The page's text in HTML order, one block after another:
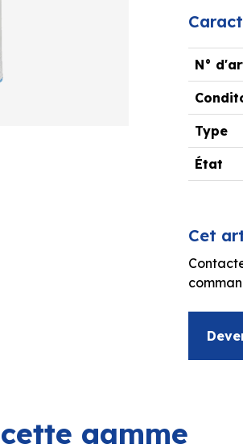
N°
Type
État
Cet
gamme